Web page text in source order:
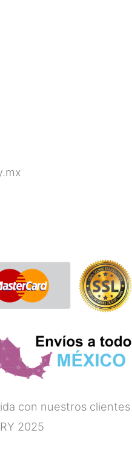
con nuestros clientes
2025